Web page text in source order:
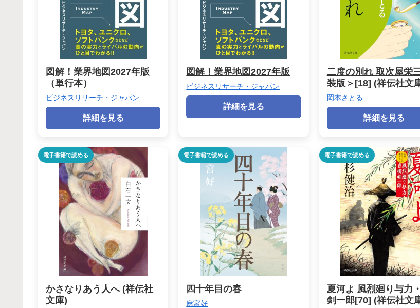
図解！業界地図2027年版
（単行本）
ビジネスリサーチ・ジャパン
詳細を見る
図解！業界地図2027年版
ビジネスリサーチ・ジャパン
詳細を見る
二度の別れ 取次屋栄
装版＞[18] (祥伝社文
岡本さとる
詳細を見る
電子書籍で読める
かさなりあう人へ (祥伝社
文庫)
電子書籍で読める
四十年目の春
麻宮好
電子書籍で読める
夏河よ 風烈廻り与力
剣一郎[70] (祥伝社文